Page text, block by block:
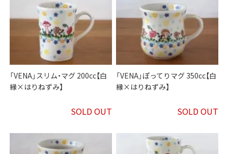
「VENA」スリム・マグ 200cc【白
縁×はりねずみ】
SOLD OUT
「VENA」ぽってりマグ 350cc【白
縁×はりねずみ】
SOLD OUT